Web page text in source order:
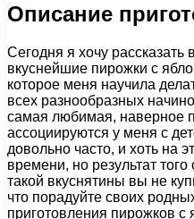
Описание
Сегодня я хочу рассказать
вкуснейшие пирожки с
которое меня научила
всех разнообразных
самая любимая, наверное
ассоциируются у меня с
довольно часто, и хоть на
времени, но результат
такой вкуснятины вы не
что порадуйте своих
приготовления пирожков с